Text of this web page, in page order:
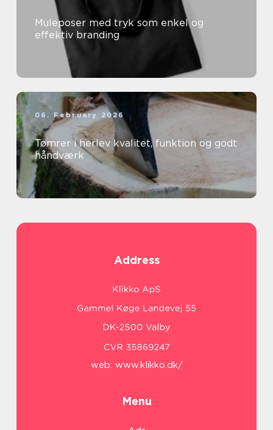
Muleposer med tryk som enkel og
effektiv branding
06. February 2026
Tømrer i herlev kvalitet, funktion og godt
håndværk
Address
web: www.klikko.dk/
Menu